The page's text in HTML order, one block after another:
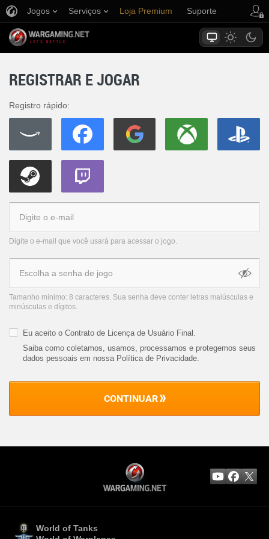
Jogos Serviços Loja Premium Suporte
REGISTRAR E JOGAR
Registro rápido:
Digite o e-mail que você usará para acessar o jogo.
Tamanho mínimo: 8 caracteres. Sua senha deve conter letras maiúsculas e
minúsculas e dígitos.
Eu aceito o Contrato de Licença de Usuário Final .
Saiba como coletamos, usamos, processamos e protegemos seus
dados pessoais em nossa Política de Privacidade.
CONTINUAR
World of Tanks